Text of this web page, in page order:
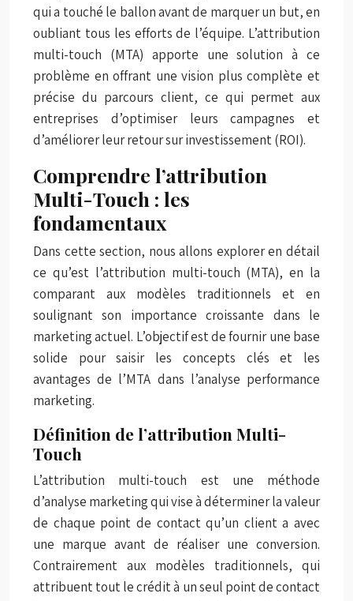
qui a touché le ballon avant de marquer un but, en
oubliant tous les efforts de l’équipe. L’attribution
multi-touch (MTA) apporte une solution à ce
problème en offrant une vision plus complète et
précise du parcours client, ce qui permet aux
entreprises d’optimiser leurs campagnes et
d’améliorer leur retour sur investissement (ROI).
Comprendre l’attribution
Multi-Touch : les
fondamentaux
Dans cette section, nous allons explorer en détail
ce qu’est l’attribution multi-touch (MTA), en la
comparant aux modèles traditionnels et en
soulignant son importance croissante dans le
marketing actuel. L’objectif est de fournir une base
solide pour saisir les concepts clés et les
avantages de l’MTA dans l’analyse performance
marketing.
Définition de l’attribution Multi-
Touch
L’attribution multi-touch est une méthode
d’analyse marketing qui vise à déterminer la valeur
de chaque point de contact qu’un client a avec
une marque avant de réaliser une conversion.
Contrairement aux modèles traditionnels, qui
attribuent tout le crédit à un seul point de contact